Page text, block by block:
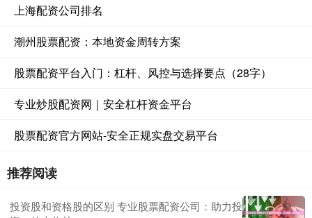
上海配资公司排名
潮州股票配资：本地资金周转方案
股票配资平台入门：杠杆、风控与选择要点（28字）
专业炒股配资网｜安全杠杆资金平台
股票配资官方网站-安全正规实盘交易平台
推荐阅读
投资股和资格股的区别 专业股票配资公司：助力投